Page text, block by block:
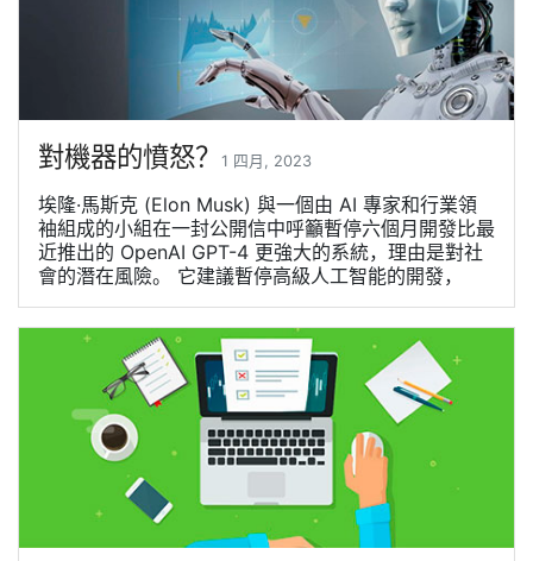
對機器的憤怒？ 1 四月, 2023
埃隆·馬斯克 (Elon Musk) 與一個由 AI 專家和行業領
袖組成的小組在一封公開信中呼籲暫停六個月開發比最
近推出的 OpenAI GPT-4 更強大的系統，理由是對社
會的潛在風險。 它建議暫停高級人工智能的開發，